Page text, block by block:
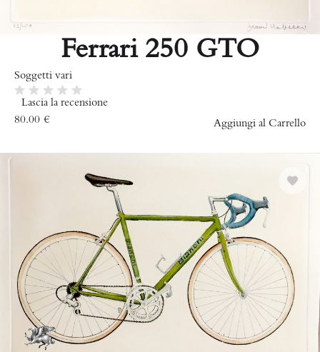
Ferrari 250 GTO
Soggetti vari
Lascia la recensione
€
80.00 Aggiungi al Carrello